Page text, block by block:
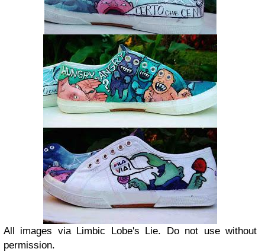
All images via Limbic Lobe's Lie. Do not use without
permission.